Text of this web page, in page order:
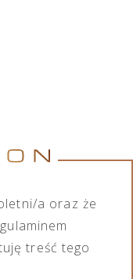
szukasz.
a oraz że
treść tego